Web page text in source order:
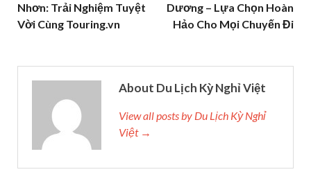
Nhơn: Trải Nghiệm Tuyệt
Vời Cùng Touring.vn
Dương – Lựa Chọn Hoàn
Hảo Cho Mọi Chuyến Đi
About Du Lịch Kỳ Nghỉ Việt
View all posts by Du Lịch Kỳ Nghỉ
Việt →